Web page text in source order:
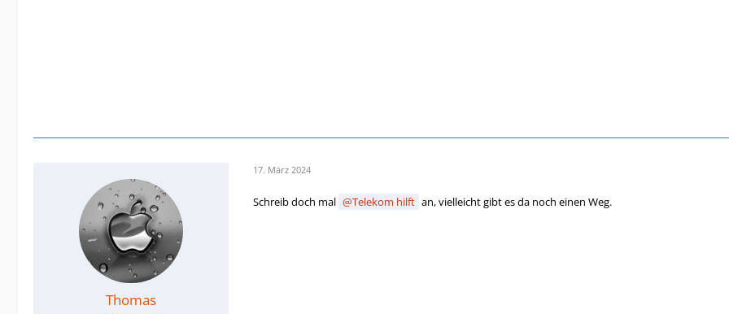
Thomas
17. März 2024
Schreib doch mal Telekom hilft an, vielleicht gibt es da noch einen Weg.